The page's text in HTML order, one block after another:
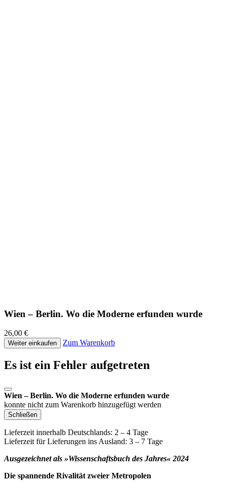
Wien – Berlin. Wo die Moderne erfunden wurde
26,00 €
Weiter einkaufen Zum Warenkorb
Es ist ein Fehler aufgetreten
Wien – Berlin. Wo die Moderne erfunden wurde
konnte nicht zum Warenkorb hinzugefügt werden
Schließen
Lieferzeit innerhalb Deutschlands: 2 – 4 Tage
Lieferzeit für Lieferungen ins Ausland: 3 – 7 Tage
Ausgezeichnet als »Wissenschaftsbuch des Jahres« 2024
Die spannende Rivalität zweier Metropolen